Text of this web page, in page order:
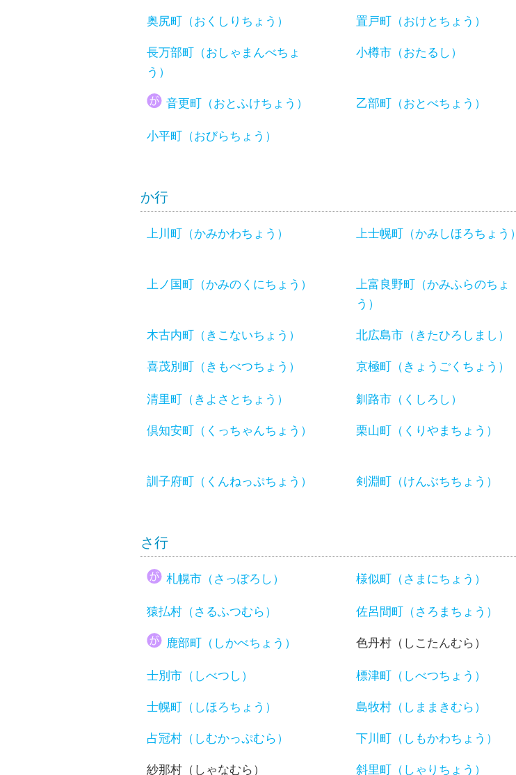
奥尻町（おくしりちょう） 置戸町（おけとちょう）
長万部町（おしゃまんべちょ
う）
小樽市（おたるし）
音更町（おとふけちょう） 乙部町（おとべちょう）
小平町（おびらちょう）
か行
上川町（かみかわちょう） 上士幌町（かみしほろちょう）
上ノ国町（かみのくにちょう）
上富良野町（かみふらのちょ
う）
木古内町（きこないちょう） 北広島市（きたひろしまし）
喜茂別町（きもべつちょう） 京極町（きょうごくちょう）
清里町（きよさとちょう） 釧路市（くしろし）
倶知安町（くっちゃんちょう） 栗山町（くりやまちょう）
訓子府町（くんねっぷちょう） 剣淵町（けんぶちちょう）
さ行
札幌市（さっぽろし） 様似町（さまにちょう）
猿払村（さるふつむら） 佐呂間町（さろまちょう）
鹿部町（しかべちょう） 色丹村（しこたんむら）
士別市（しべつし） 標津町（しべつちょう）
士幌町（しほろちょう） 島牧村（しままきむら）
占冠村（しむかっぷむら） 下川町（しもかわちょう）
紗那村（しゃなむら） 斜里町（しゃりちょう）